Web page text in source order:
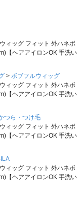
ィッグ フィット 外ハネボ
【ヘアアイロンOK 手洗い
ボブフルウィッグ
ィッグ フィット 外ハネボ
【ヘアアイロンOK 手洗い
つら・つけ毛
ィッグ フィット 外ハネボ
【ヘアアイロンOK 手洗い
ィッグ フィット 外ハネボ
【ヘアアイロンOK 手洗い